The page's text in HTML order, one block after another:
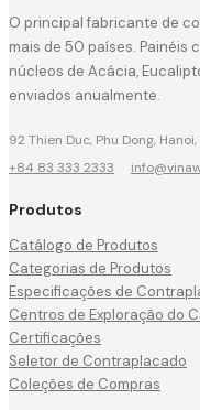
O principal fabricante de
mais de 50 países. Painéis
núcleos de Acácia,
enviados anualmente.
92 Thien Duc, Phu Dong,
+84 83 333 2333 ·
Produtos
Catálogo de Produtos
Categorias de Produtos
Especificações de
Centros de Exploração do
Certificações
Seletor de Contraplacado
Coleções de Compras